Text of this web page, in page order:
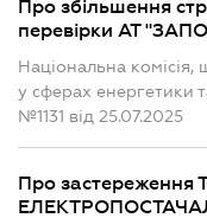
Про збільшення
перевірки АТ
Національна
у сферах енергетики
№1131 від 25.07.2025
Про